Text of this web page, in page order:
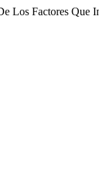
Los Factores Que